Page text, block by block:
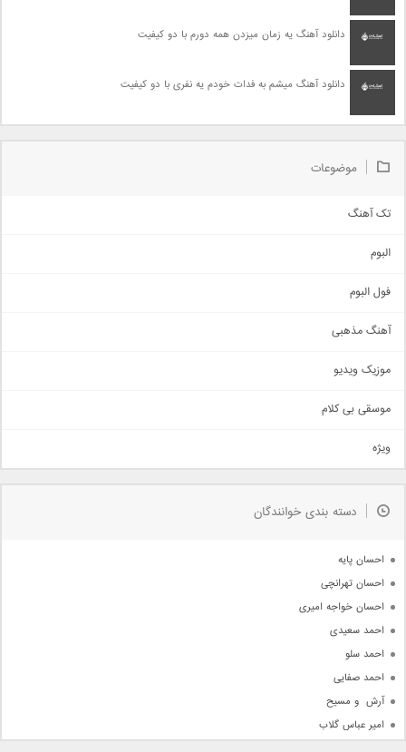
دانلود آهنگ یه زمان میزدن همه دورم با دو کیفیت
دانلود آهنگ میشم به فدات خودم یه نفری با دو کیفیت
موضوعات
تک آهنگ
اجتماعی
حماسی
سنتی
اهنگ بندرعباسی
دمو
مذهبی
جدیدترین ها
البوم
فول البوم
آهنگ مذهبی
موزیک ویدیو
موسقی بی کلام
ویژه
دسته بندی خوانندگان
احسان پایه
احسان تهرانچی
احسان خواجه امیری
احمد سعیدی
احمد سلو
احمد صفایی
آرش  و مسیح
امیر عباس گلاب